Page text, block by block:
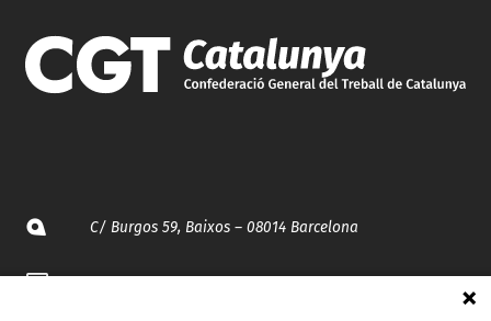
C/ Burgos 59, Baixos – 08014 Barcelona